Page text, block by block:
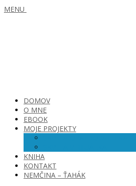
MENU
DOMOV
O MNE
EBOOK
MOJE PROJEKTY
KNIHA
KONTAKT
NEMČINA – ŤAHÁK